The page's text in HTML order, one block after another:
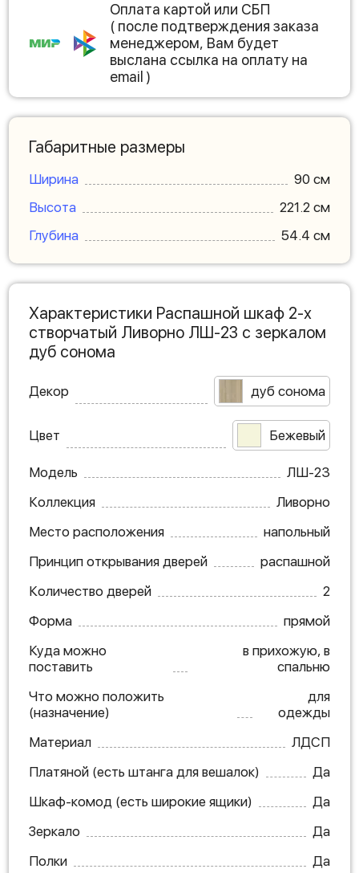
Оплата картой или СБП
( после подтверждения заказа
менеджером, Вам будет
выслана ссылка на оплату на
email )
Габаритные размеры
Ширина
90 см
Высота
221.2 см
Глубина
54.4 см
Характеристики Распашной шкаф 2-х
створчатый Ливорно ЛШ-23 с зеркалом
дуб сонома
Декор дуб сонома
Цвет Бежевый
Модель
ЛШ-23
Коллекция
Ливорно
Место расположения
напольный
Принцип открывания дверей
распашной
Количество дверей
2
Форма
прямой
Куда можно
поставить
в прихожую, в
спальню
Что можно положить
(назначение)
для
одежды
Материал
ЛДСП
Платяной (есть штанга для вешалок)
Да
Шкаф-комод (есть широкие ящики)
Да
Зеркало
Да
Полки
Да